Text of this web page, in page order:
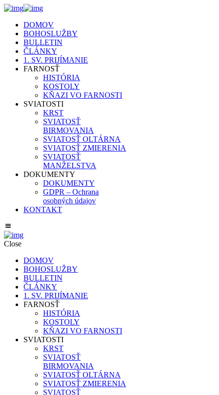
DOMOV
BOHOSLUŽBY
BULLETIN
ČLÁNKY
1. SV. PRIJÍMANIE
FARNOSŤ
HISTÓRIA
KOSTOLY
KŇAZI VO FARNOSTI
SVIATOSTI
KRST
SVIATOSŤ
BIRMOVANIA
SVIATOSŤ OLTÁRNA
SVIATOSŤ ZMIERENIA
SVIATOSŤ
MANŽELSTVA
DOKUMENTY
DOKUMENTY
GDPR – Ochrana
osobných údajov
KONTAKT
Close
DOMOV
BOHOSLUŽBY
BULLETIN
ČLÁNKY
1. SV. PRIJÍMANIE
FARNOSŤ
HISTÓRIA
KOSTOLY
KŇAZI VO FARNOSTI
SVIATOSTI
KRST
SVIATOSŤ
BIRMOVANIA
SVIATOSŤ OLTÁRNA
SVIATOSŤ ZMIERENIA
SVIATOSŤ